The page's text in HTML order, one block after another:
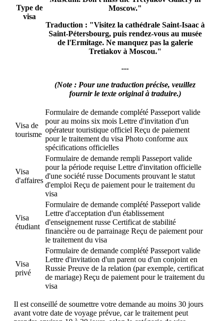
Type de
visa
Moscow."
Traduction : "Visitez la cathédrale Saint-Isaac à
Saint-Pétersbourg, puis rendez-vous au musée
de l'Ermitage. Ne manquez pas la galerie
Tretiakov à Moscou."
---
(Note : Pour une traduction précise, veuillez
fournir le texte original à traduire.)
Visa de
tourisme
Formulaire de demande complété Passeport valide
pour au moins six mois Lettre d'invitation d'un
opérateur touristique officiel Reçu de paiement
pour le traitement du visa Photo conforme aux
spécifications officielles
Visa
d'affaires
Formulaire de demande rempli Passeport valide
pour la période requise Lettre d'invitation officielle
d'une société russe Documents prouvant le statut
d'emploi Reçu de paiement pour le traitement du
visa
Visa
étudiant
Formulaire de demande complété Passeport valide
Lettre d'acceptation d'un établissement
d'enseignement russe Certificat de stabilité
financière ou de parrainage Reçu de paiement pour
le traitement du visa
Visa
privé
Formulaire de demande complété Passeport valide
Lettre d'invitation d'un parent ou d'un conjoint en
Russie Preuve de la relation (par exemple, certificat
de mariage) Reçu de paiement pour le traitement du
visa
Il est conseillé de soumettre votre demande au moins 30 jours
avant votre date de voyage prévue, car le traitement peut